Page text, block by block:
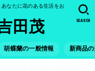
なたに花のある生活をお
田茂
胡蝶蘭の一般情報 新商品
SEARCH